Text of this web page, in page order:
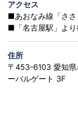
アクセス
■あおなみ線「さ
■「名古屋駅」より
住所
〒453-6103 愛知
ーバルゲート 3F